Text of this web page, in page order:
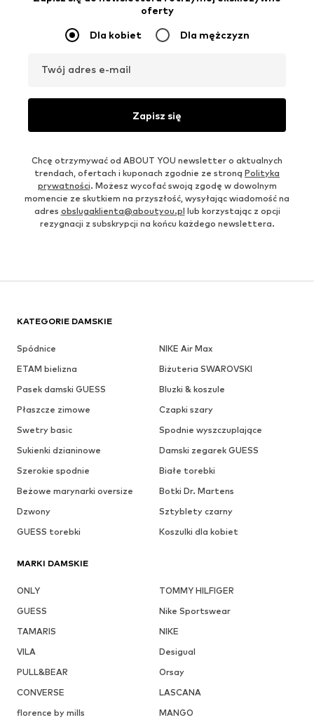
oferty
Dla kobiet Dla mężczyzn
Twój adres e-mail
Zapisz się
Chcę otrzymywać od ABOUT YOU newsletter o aktualnych
trendach, ofertach i kuponach zgodnie ze stroną Polityka
prywatności. Możesz wycofać swoją zgodę w dowolnym
momencie ze skutkiem na przyszłość, wysyłając wiadomość na
adres obslugaklienta@aboutyou.pl lub korzystając z opcji
rezygnacji z subskrypcji na końcu każdego newslettera.
KATEGORIE DAMSKIE
Spódnice
NIKE Air Max
ETAM bielizna
Biżuteria SWAROVSKI
Pasek damski GUESS
Bluzki & koszule
Płaszcze zimowe
Czapki szary
Swetry basic
Spodnie wyszczuplające
Sukienki dzianinowe
Damski zegarek GUESS
Szerokie spodnie
Białe torebki
Beżowe marynarki oversize
Botki Dr. Martens
Dzwony
Sztyblety czarny
GUESS torebki
Koszulki dla kobiet
MARKI DAMSKIE
ONLY
TOMMY HILFIGER
GUESS
Nike Sportswear
TAMARIS
NIKE
VILA
Desigual
PULL&BEAR
Orsay
CONVERSE
LASCANA
florence by mills
MANGO